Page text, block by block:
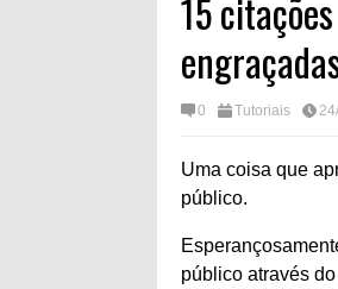
15
0 Tutoriais
Uma coisa que
público.
público através